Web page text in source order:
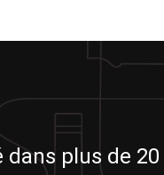
dans plus de 20